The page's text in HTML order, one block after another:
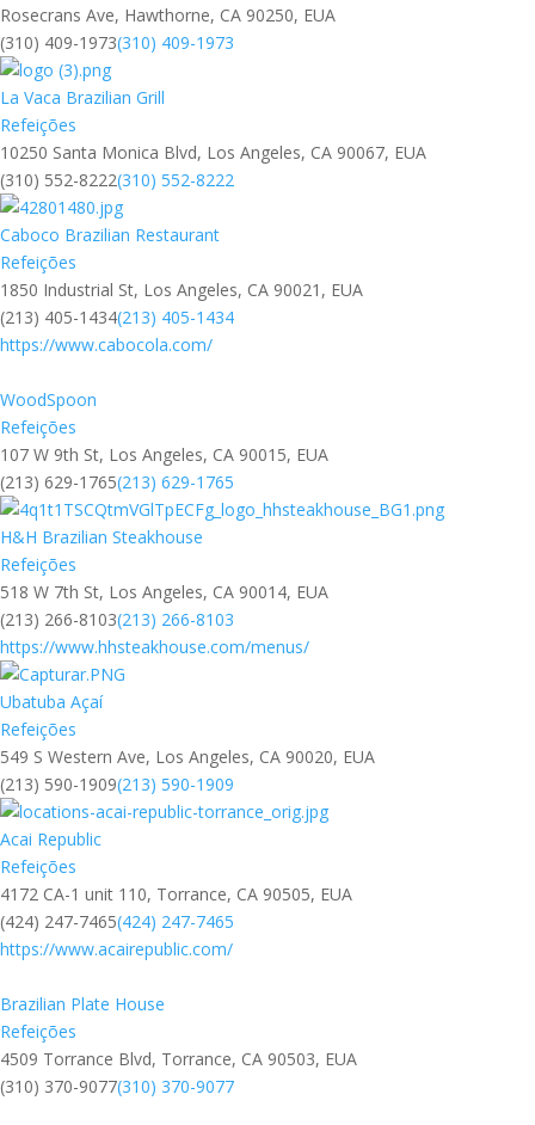
Rosecrans Ave, Hawthorne, CA 90250, EUA
(310) 409-1973(310) 409-1973
La Vaca Brazilian Grill
Refeições
10250 Santa Monica Blvd, Los Angeles, CA 90067, EUA
(310) 552-8222(310) 552-8222
Caboco Brazilian Restaurant
Refeições
1850 Industrial St, Los Angeles, CA 90021, EUA
(213) 405-1434(213) 405-1434
https://www.cabocola.com/
WoodSpoon
Refeições
107 W 9th St, Los Angeles, CA 90015, EUA
(213) 629-1765(213) 629-1765
H&H Brazilian Steakhouse
Refeições
518 W 7th St, Los Angeles, CA 90014, EUA
(213) 266-8103(213) 266-8103
https://www.hhsteakhouse.com/menus/
Ubatuba Açaí
Refeições
549 S Western Ave, Los Angeles, CA 90020, EUA
(213) 590-1909(213) 590-1909
Acai Republic
Refeições
4172 CA-1 unit 110, Torrance, CA 90505, EUA
(424) 247-7465(424) 247-7465
https://www.acairepublic.com/
Brazilian Plate House
Refeições
4509 Torrance Blvd, Torrance, CA 90503, EUA
(310) 370-9077(310) 370-9077